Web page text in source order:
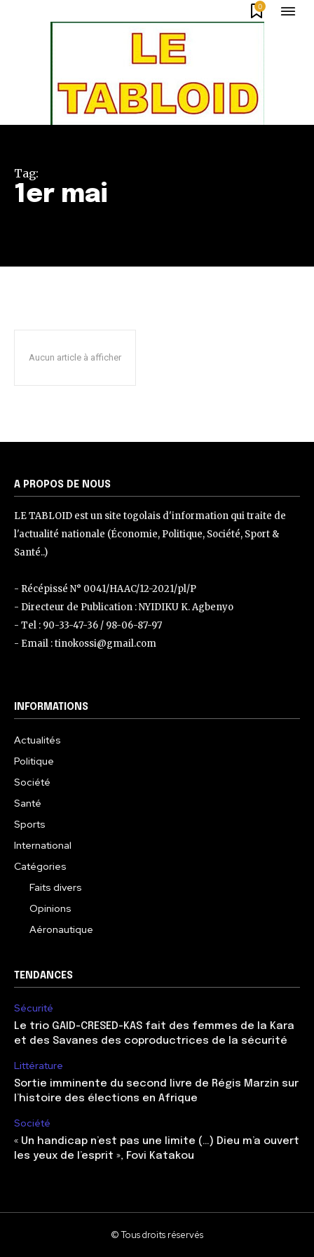
0
Tag:
1er mai
Aucun article à afficher
A PROPOS DE NOUS
LE TABLOID est un site togolais d'information qui traite de
l'actualité nationale (Économie, Politique, Société, Sport &
Santé..)
- Récépissé N° 0041/HAAC/12-2021/pl/P
- Directeur de Publication : NYIDIKU K. Agbenyo
- Tel : 90-33-47-36 / 98-06-87-97
- Email : tinokossi@gmail.com
INFORMATIONS
Actualités
Politique
Société
Santé
Sports
International
Catégories
Faits divers
Opinions
Aéronautique
TENDANCES
Sécurité
Le trio GAID-CRESED-KAS fait des femmes de la Kara
et des Savanes des coproductrices de la sécurité
Littérature
Sortie imminente du second livre de Régis Marzin sur
l’histoire des élections en Afrique
Société
« Un handicap n’est pas une limite (…) Dieu m’a ouvert
les yeux de l’esprit », Fovi Katakou
© Tous droits réservés